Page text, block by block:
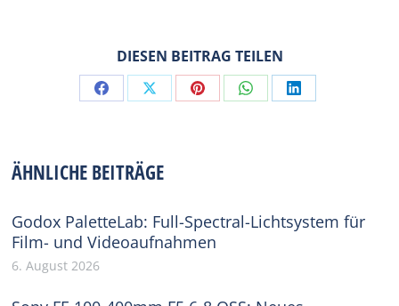
DIESEN BEITRAG TEILEN
Share Share Share Share Share
ÄHNLICHE BEITRÄGE
Godox PaletteLab: Full-Spectral-Lichtsystem für
Film- und Videoaufnahmen
6. August 2026